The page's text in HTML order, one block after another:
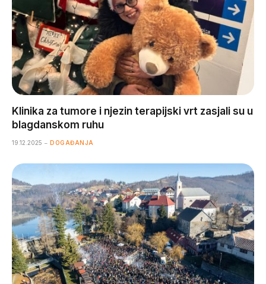
Klinika za tumore i njezin terapijski vrt zasjali su u
blagdanskom ruhu
19.12.2025 DOGAĐANJA